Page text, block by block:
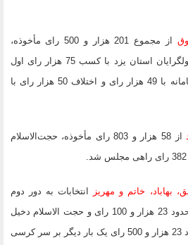
از مجموع 201 هزار و 500 رای مأخوذه،
محمدصالح جوکار کاندیدای اصولگرایان استان یزد با کسب 75 هزار رای اول
شد و سیدمحمدکاظم وزیری هامانه با 49 هزار رای و اختلاف 50 هزار رای با
از 58 هزار و 803 رای مأخوذه، حجت‌الاسلام
بهاباد، خاتم و مهریز
انتخابات به دور دوم
کشیده شد و کاظم فرهمند با حدود 23 هزار و 100 رای و حجت الاسلام دخیل
عباس زارع‌زاده مهریزی با حدود 23 هزار و 500 رای یک بار دیگر بر سر کرسی